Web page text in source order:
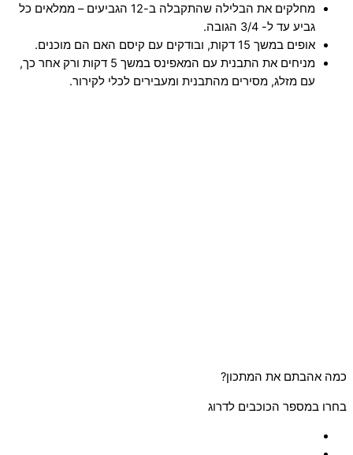
מחלקים את הבלילה שהתקבלה ב-12 הגביעים – ממלאים כל
גביע עד ל- 3/4 הגובה.
אופים במשך 15 דקות, ובודקים עם קיסם האם הם מוכנים.
מניחים את התבנית עם המאפינס במשך 5 דקות ורק אחר כך,
עם מזלג, מסירים מהתבנית ומעבירים לכלי לקירור.
כמה אהבתם את המתכון?
בחרו במספר הכוכבים לדרוג